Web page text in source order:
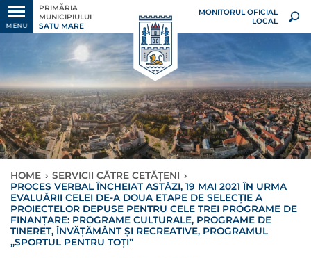
MENU
PRIMĂRIA
MUNICIPIULUI
SATU MARE
MONITORUL OFICIAL
LOCAL
HOME › SERVICII CĂTRE CETĂȚENI ›
PROCES VERBAL ÎNCHEIAT ASTĂZI, 19 MAI 2021 ÎN URMA
EVALUĂRII CELEI DE-A DOUA ETAPE DE SELECȚIE A
PROIECTELOR DEPUSE PENTRU CELE TREI PROGRAME DE
FINANȚARE: PROGRAME CULTURALE, PROGRAME DE
TINERET, ÎNVĂȚĂMÂNT ȘI RECREATIVE, PROGRAMUL
,,SPORTUL PENTRU TOȚI”